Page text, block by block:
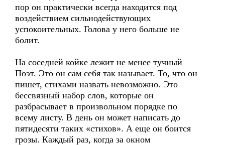
пор он практически всегда находится под
воздействием сильнодействующих
успокоительных. Голова у него больше не
болит.
На соседней койке лежит не менее тучный
Поэт. Это он сам себя так называет. То, что он
пишет, стихами назвать невозможно. Это
бессвязный набор слов, которые он
разбрасывает в произвольном порядке по
всему листу. В день он может написать до
пятидесяти таких «стихов». А еще он боится
грозы. Каждый раз, когда за окном